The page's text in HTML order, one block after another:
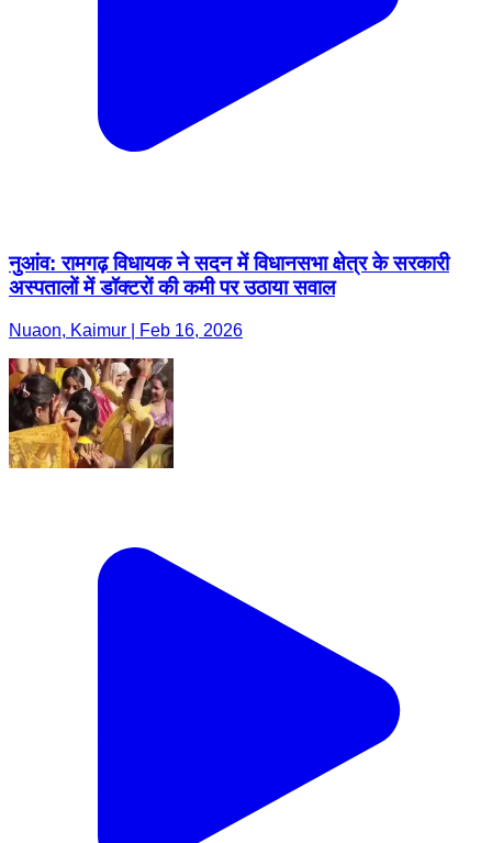
नुआंव: रामगढ़ विधायक ने सदन में विधानसभा क्षेत्र के सरकारी
अस्पतालों में डॉक्टरों की कमी पर उठाया सवाल
Nuaon, Kaimur | Feb 16, 2026